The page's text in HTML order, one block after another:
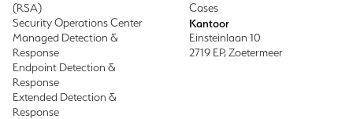
Cases
Kantoor
Einsteinlaan 10
2719 EP, Zoetermeer
(RSA)
Security Operations Center
Managed Detection &
Response
Endpoint Detection &
Response
Extended Detection &
Response